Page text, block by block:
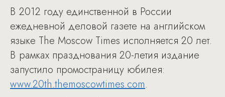
В 2012 году единственной в России
ежедневной деловой газете на английском
языке The Moscow Times исполняется 20 лет.
В рамках празднования 20-летия издание
запустило промостраницу юбилея:
www.20th.themoscowtimes.com.